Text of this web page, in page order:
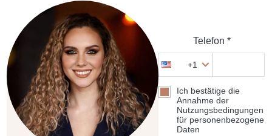
Telefon *
+1
Ich bestätige die
Annahme der
Nutzungsbedingungen
für personenbezogene
Daten